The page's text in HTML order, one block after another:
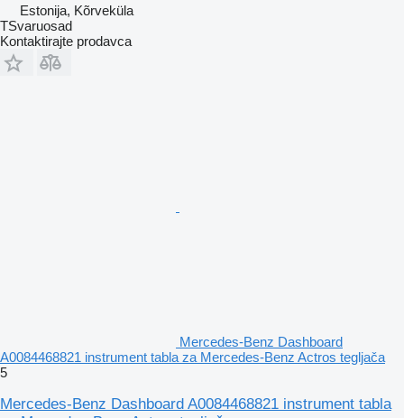
Estonija, Kõrveküla
TSvaruosad
Kontaktirajte prodavca
Mercedes-Benz Dashboard
A0084468821 instrument tabla za Mercedes-Benz Actros tegljača
5
Mercedes-Benz Dashboard A0084468821 instrument tabla